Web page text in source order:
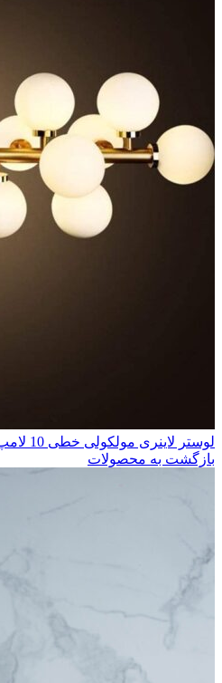
لوستر لاینری مولکولی خطی 10 لامپ لوستر مون
بازگشت به محصولات